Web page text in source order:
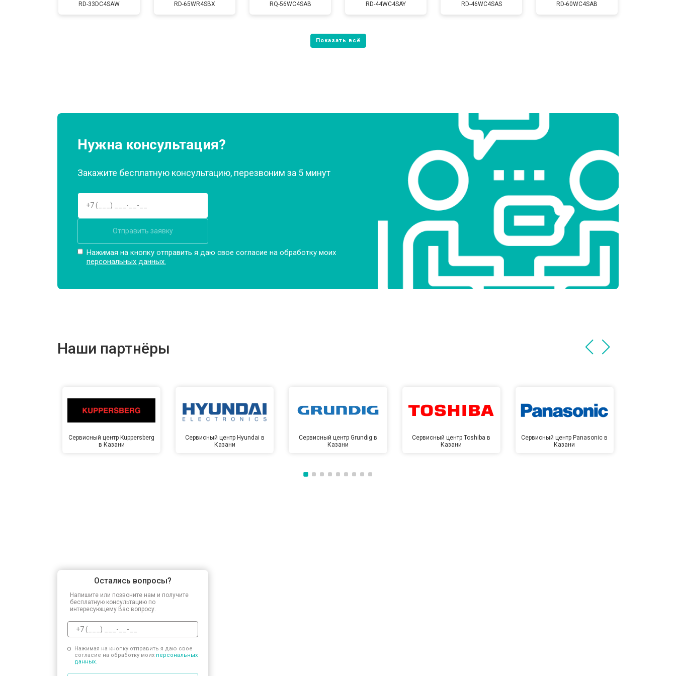
от 80 мин
RD-33DC4SAW RD-65WR4SBX RQ-56WC4SAB RD-44WC4SAY RD-46WC4SAS RD-60WC4SAB
Нужна консультация?
Закажите бесплатную консультацию, перезвоним за 5 минут
Отправить заявку
Нажимая на кнопку отправить я даю свое согласие на обработку моих
персональных данных.
Наши партнёры
Сервисный центр Kuppersberg
в Казани
Сервисный центр Hyundai в
Казани
Сервисный центр Grundig в
Казани
Сервисный центр Toshiba в
Казани
Сервисный центр Panasonic в
Казани
Остались вопросы?
Напишите или позвоните нам и получите
бесплатную консультацию по
интересующему Вас вопросу.
Нажимая на кнопку отправить я даю свое
согласие на обработку моих персональных
данных.